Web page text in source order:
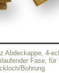
Abdeckappe, 4-
Fase,
Bohrung